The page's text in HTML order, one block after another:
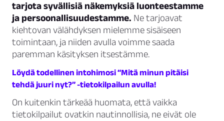
tarjota syvällisiä näkemyksiä luonteestamme
ja persoonallisuudestamme. Ne tarjoavat
kiehtovan välähdyksen mielemme sisäiseen
toimintaan, ja niiden avulla voimme saada
paremman käsityksen itsestämme.
Löydä todellinen intohimosi “Mitä minun pitäisi
tehdä juuri nyt?” -tietokilpailun avulla!
On kuitenkin tärkeää huomata, että vaikka
tietokilpailut ovatkin nautinnollisia, ne eivät ole